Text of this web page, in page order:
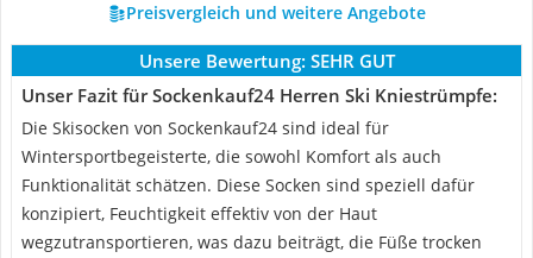
Preisvergleich und weitere Angebote
Unsere Bewertung: SEHR GUT
Unser Fazit für Sockenkauf24 Herren Ski Kniestrümpfe:
Die Skisocken von Sockenkauf24 sind ideal für
Wintersportbegeisterte, die sowohl Komfort als auch
Funktionalität schätzen. Diese Socken sind speziell dafür
konzipiert, Feuchtigkeit effektiv von der Haut
wegzutransportieren, was dazu beiträgt, die Füße trocken